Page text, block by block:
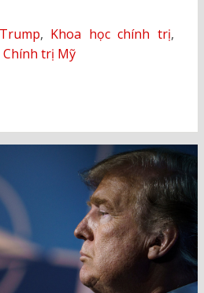
, Khoa học chính trị,
Chính trị Mỹ